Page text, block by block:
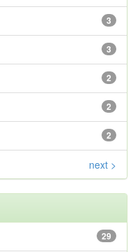
3
3
2
2
2
next >
29